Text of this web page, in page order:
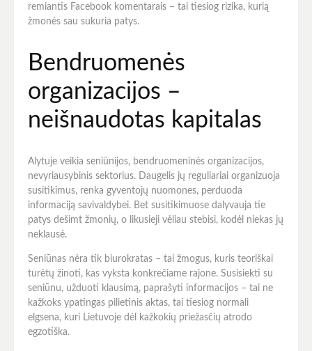
remiantis Facebook komentarais – tai tiesiog rizika, kurią
žmonės sau sukuria patys.
Bendruomenės
organizacijos –
neišnaudotas kapitalas
Alytuje veikia seniūnijos, bendruomeninės organizacijos,
nevyriausybinis sektorius. Daugelis jų reguliariai organizuoja
susitikimus, renka gyventojų nuomones, perduoda
informaciją savivaldybei. Bet susitikimuose dalyvauja tie
patys dešimt žmonių, o likusieji vėliau stebisi, kodėl niekas jų
neklausė.
Seniūnas nėra tik biurokratas – tai žmogus, kuris teoriškai
turėtų žinoti, kas vyksta konkrečiame rajone. Susisiekti su
seniūnu, užduoti klausimą, paprašyti informacijos – tai ne
kažkoks ypatingas pilietinis aktas, tai tiesiog normali
elgsena, kuri Lietuvoje dėl kažkokių priežasčių atrodo
egzotiška.